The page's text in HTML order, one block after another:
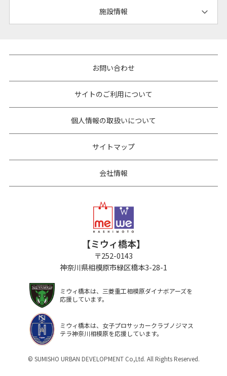
施設情報
お問い合わせ
サイトのご利用について
個人情報の取扱いについて
サイトマップ
会社情報
【ミウィ橋本】
〒252-0143
神奈川県相模原市緑区橋本3-28-1
ミウィ橋本は、三菱重工相模原ダイナボアーズを
応援しています。
ミウィ橋本は、女子プロサッカークラブノジマス
テラ神奈川相模原を応援しています。
© SUMISHO URBAN DEVELOPMENT Co,Ltd. All Rights Reserved.